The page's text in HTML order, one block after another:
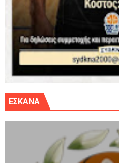
ΕΣΚΑΝΑ